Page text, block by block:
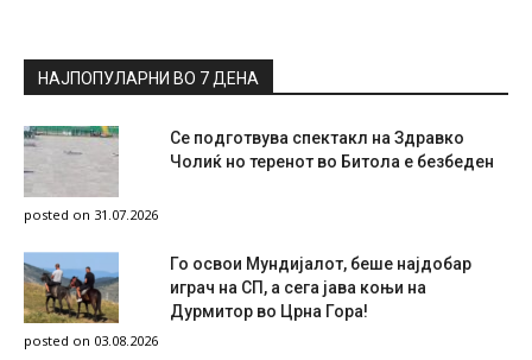
НАЈПОПУЛАРНИ ВО 7 ДЕНА
Се подготвува спектакл на Здравко
Чолиќ но теренот во Битола е безбеден
posted on 31.07.2026
Го освои Мундијалот, беше најдобар
играч на СП, а сега јава коњи на
Дурмитор во Црна Гора!
posted on 03.08.2026